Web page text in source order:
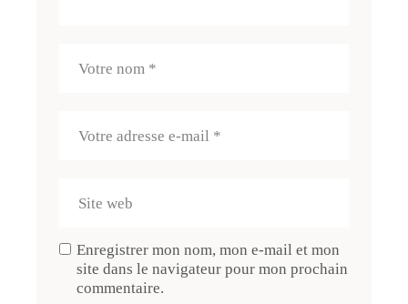
Enregistrer mon nom, mon e-mail et mon
site dans le navigateur pour mon prochain
commentaire.